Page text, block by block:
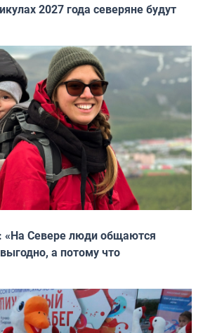
2027 года северяне будут
«На Севере люди общаются
а потому что